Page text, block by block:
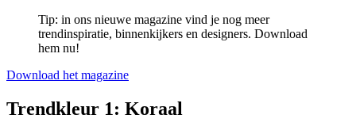
Tip: in ons nieuwe magazine vind je nog meer
trendinspiratie, binnenkijkers en designers. Download
hem nu!
Download het magazine
Trendkleur 1: Koraal